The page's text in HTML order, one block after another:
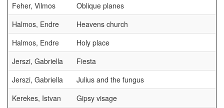
Feher, Vilmos
Oblique planes
Halmos, Endre
Heavens church
Halmos, Endre
Holy place
Jerszi, Gabriella
Fiesta
Jerszi, Gabriella
Julius and the fungus
Kerekes, Istvan
Gipsy visage